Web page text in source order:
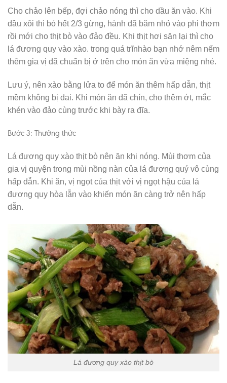
Cho chảo lên bếp, đợi chảo nóng thì cho dầu ăn vào. Khi
dầu xôi thì bỏ hết 2/3 gừng, hành đã băm nhỏ vào phi thơm
rồi mới cho thịt bò vào đảo đều. Khi thịt hơi săn lại thì cho
lá đương quy vào xào. trong quá trĩnhào bạn nhớ nêm nếm
thêm gia vị đã chuẩn bị ở trên cho món ăn vừa miệng nhé.
Lưu ý, nên xào bằng lửa to để món ăn thêm hấp dẫn, thịt
mềm không bị dai. Khi món ăn đã chín, cho thêm ớt, mắc
khén vào đảo cùng trước khi bày ra đĩa.
Bước 3: Thưởng thức
Lá đương quy xào thịt bò nên ăn khi nóng. Mùi thơm của
gia vị quyện trong mùi nồng nàn của lá đương quý vô cùng
hấp dẫn. Khi ăn, vị ngọt của thịt với vị ngọt hậu của lá
đương quy hòa lẫn vào khiến món ăn càng trở nên hấp
dẫn.
Lá đương quy xào thịt bò